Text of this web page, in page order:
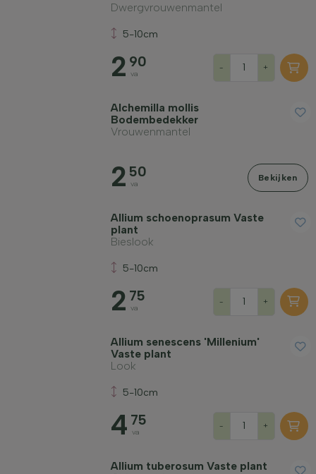
Dwergvrouwenmantel
5-10cm
2 90
va
- +
Alchemilla mollis
Bodembedekker
Vrouwenmantel
2 50
va
Bekijken
Allium schoenoprasum Vaste
plant
Bieslook
5-10cm
2 75
va
- +
Allium senescens 'Millenium'
Vaste plant
Look
5-10cm
4 75
va
- +
Allium tuberosum Vaste plant